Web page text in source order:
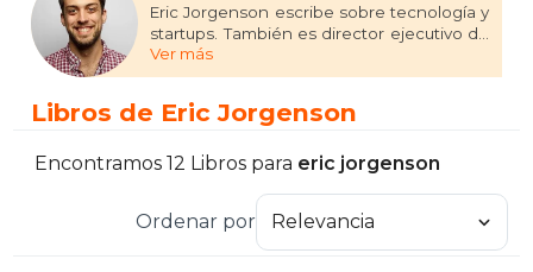
Eric Jorgenson escribe sobre tecnología y
startups. También es director ejecutivo de
Scribe Media. Su blog ha educado y
entretenido a más de un millón de
Almanack of Naval Ravikant (con más de
presenta el podcast Smart Friends.
tecnológicas en fase inicial.
Ver más
Libros de Eric Jorgenson
Encontramos 12 Libros para eric jorgenson
Ordenar por